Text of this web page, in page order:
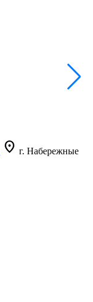
location_on г. Набережные